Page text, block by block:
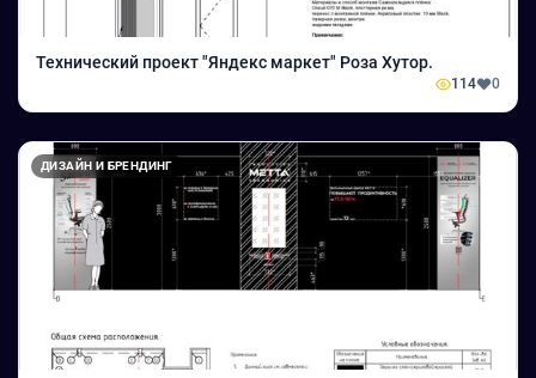
Технический проект "Яндекс маркет" Роза Хутор.
114 0
ДИЗАЙН И БРЕНДИНГ